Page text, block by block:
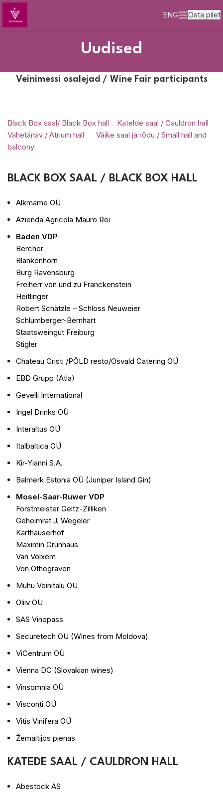
ENG Osta pilet
Uudised
Veinimessi osalejad / Wine Fair participants
Black Box saal/ Black Box hall
Katelde saal / Cauldron hall
Vahetänav / Atrium hall
Väike saal ja rõdu / Small hall and
balcony
BLACK BOX SAAL / BLACK BOX HALL
Alkmame OÜ
Azienda Agricola Mauro Rei
Baden VDP
Bercher
Blankenhorn
Burg Ravensburg
Freiherr von und zu Franckenstein
Heitlinger
Robert Schätzle – Schloss Neuweier
Schlumberger-Bernhart
Staatsweingut Freiburg
Stigler
Chateau Cristi /PÕLD resto/Osvald Catering OÜ
EBD Grupp (Atla)
Gevelli International
Ingel Drinks OÜ
Interaltus OÜ
Italbaltica OÜ
Kir-Yianni S.A.
Balmerk Estonia OÜ (Juniper Island Gin)
Mosel-Saar-Ruwer VDP
Forstmeister Geltz-Zilliken
Geheimrat J. Wegeler
Karthäuserhof
Maximin Grünhaus
Van Volxem
Von Othegraven
Muhu Veinitalu OÜ
Oliiv OÜ
SAS Vinopass
Securetech OU (Wines from Moldova)
ViCentrum OÜ
Vienna DC (Slovakian wines)
Vinsomnia OÜ
Visconti OÜ
Vitis Vinifera OÜ
Žemaitijos pienas
KATEDE SAAL / CAULDRON HALL
Abestock AS